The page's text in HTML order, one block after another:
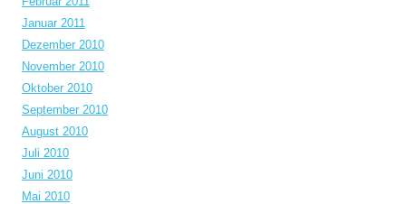
Januar 2011
Dezember 2010
November 2010
Oktober 2010
September 2010
August 2010
Juli 2010
Juni 2010
Mai 2010